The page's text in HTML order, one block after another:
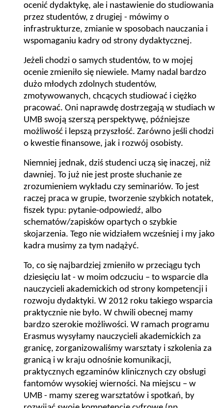
ocenić dydaktykę, ale i nastawienie do studiowania
przez studentów, z drugiej - mówimy o
infrastrukturze, zmianie w sposobach nauczania i
wspomaganiu kadry od strony dydaktycznej.
Jeżeli chodzi o samych studentów, to w mojej
ocenie zmieniło się niewiele. Mamy nadal bardzo
dużo młodych zdolnych studentów,
zmotywowanych, chcących studiować i ciężko
pracować. Oni naprawdę dostrzegają w studiach w
UMB swoją szerszą perspektywę, późniejsze
możliwość i lepszą przyszłość. Zarówno jeśli chodzi
o kwestie finansowe, jak i rozwój osobisty.
Niemniej jednak, dziś studenci uczą się inaczej, niż
dawniej. To już nie jest proste słuchanie ze
zrozumieniem wykładu czy seminariów. To jest
raczej praca w grupie, tworzenie szybkich notatek,
fiszek typu: pytanie-odpowiedź, albo
schematów/zapisków opartych o szybkie
skojarzenia. Tego nie widziałem wcześniej i my jako
kadra musimy za tym nadążyć.
To, co się najbardziej zmieniło w przeciągu tych
dziesięciu lat - w moim odczuciu – to wsparcie dla
nauczycieli akademickich od strony kompetencji i
rozwoju dydaktyki. W 2012 roku takiego wsparcia
praktycznie nie było. W chwili obecnej mamy
bardzo szerokie możliwości. W ramach programu
Erasmus wysyłamy nauczycieli akademickich za
granicę, zorganizowaliśmy warsztaty i szkolenia za
granicą i w kraju odnośnie komunikacji,
praktycznych egzaminów klinicznych czy obsługi
fantomów wysokiej wierności. Na miejscu – w
UMB - mamy szereg warsztatów i spotkań, by